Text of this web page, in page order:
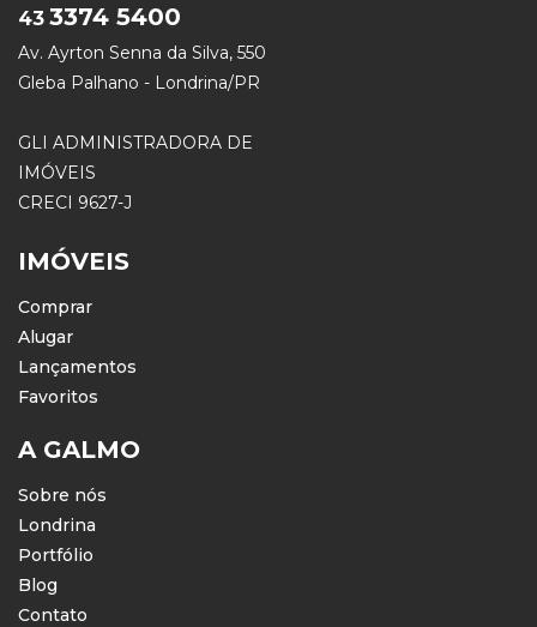
43 3374 5400
Av. Ayrton Senna da Silva, 550
Gleba Palhano - Londrina/PR
GLI ADMINISTRADORA DE
IMÓVEIS
CRECI 9627-J
IMÓVEIS
Comprar
Alugar
Lançamentos
Favoritos
A GALMO
Sobre nós
Londrina
Portfólio
Blog
Contato